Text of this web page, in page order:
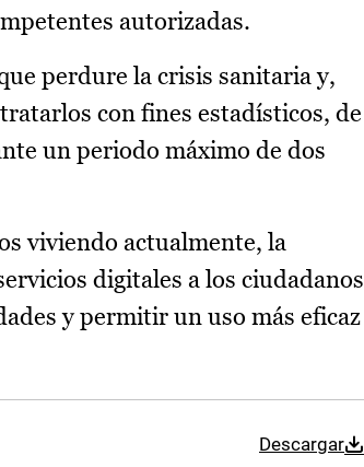
autorizadas.
perdure la crisis sanitaria y,
con fines estadísticos, de
un periodo máximo de dos
viviendo actualmente, la
digitales a los ciudadanos
y permitir un uso más eficaz
Descargar